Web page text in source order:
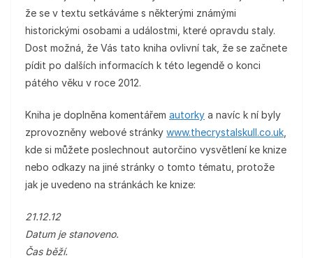
že se v textu setkáváme s některými známými
historickými osobami a událostmi, které opravdu staly.
Dost možná, že Vás tato kniha ovlivní tak, že se začnete
pídit po dalších informacích k této legendě o konci
pátého věku v roce 2012.
Kniha je doplněna komentářem autorky a navíc k ní byly
zprovozněny webové stránky www.thecrystalskull.co.uk
kde si můžete poslechnout autorčino vysvětlení ke knize
nebo odkazy na jiné stránky o tomto tématu, protože
jak je uvedeno na stránkách ke knize:
21.12.12
Datum je stanoveno.
Čas běží.